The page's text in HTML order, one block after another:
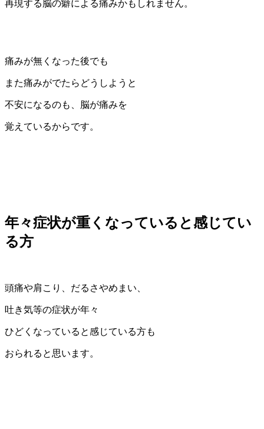
再現する脳の癖による痛みかもしれません。
痛みが無くなった後でも
また痛みがでたらどうしようと
不安になるのも、脳が痛みを
覚えているからです。
年々症状が重くなっていると感じてい
る方
頭痛や肩こり、だるさやめまい、
吐き気等の症状が年々
ひどくなっていると感じている方も
おられると思います。